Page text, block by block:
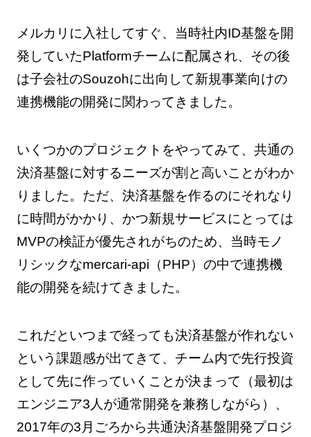
メルカリに入社してすぐ、当時社内ID基盤を開
発していたPlatformチームに配属され、その後
は子会社のSouzohに出向して新規事業向けの
連携機能の開発に関わってきました。
いくつかのプロジェクトをやってみて、共通の
決済基盤に対するニーズが割と高いことがわか
りました。ただ、決済基盤を作るのにそれなり
に時間がかかり、かつ新規サービスにとっては
MVPの検証が優先されがちのため、当時モノ
リシックなmercari-api（PHP）の中で連携機
能の開発を続けてきました。
これだといつまで経っても決済基盤が作れない
という課題感が出てきて、チーム内で先行投資
として先に作っていくことが決まって（最初は
エンジニア3人が通常開発を兼務しながら）、
2017年の3月ごろから共通決済基盤開発プロジ